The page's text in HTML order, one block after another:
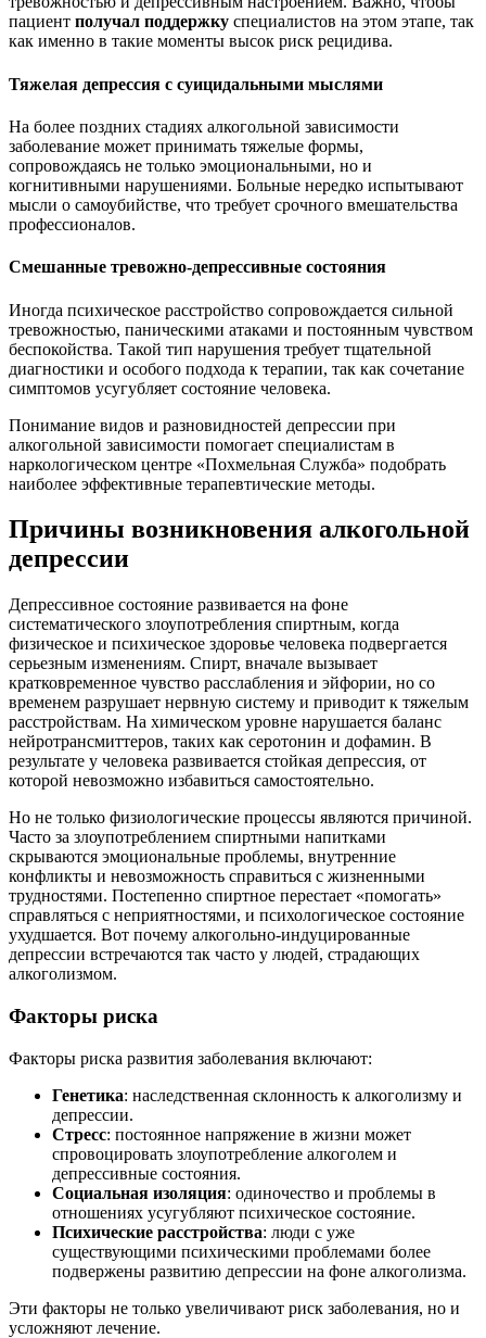
пациент получал поддержку специалистов на этом этапе, так
как именно в такие моменты высок риск рецидива.
Тяжелая депрессия с суицидальными мыслями
На более поздних стадиях алкогольной зависимости
заболевание может принимать тяжелые формы,
сопровождаясь не только эмоциональными, но и
когнитивными нарушениями. Больные нередко испытывают
мысли о самоубийстве, что требует срочного вмешательства
профессионалов.
Смешанные тревожно-депрессивные состояния
Иногда психическое расстройство сопровождается сильной
тревожностью, паническими атаками и постоянным чувством
беспокойства. Такой тип нарушения требует тщательной
диагностики и особого подхода к терапии, так как сочетание
симптомов усугубляет состояние человека.
Понимание видов и разновидностей депрессии при
алкогольной зависимости помогает специалистам в
наркологическом центре «Похмельная Служба» подобрать
наиболее эффективные терапевтические методы.
Причины возникновения алкогольной
депрессии
Депрессивное состояние развивается на фоне
систематического злоупотребления спиртным, когда
физическое и психическое здоровье человека подвергается
серьезным изменениям. Спирт, вначале вызывает
кратковременное чувство расслабления и эйфории, но со
временем разрушает нервную систему и приводит к тяжелым
расстройствам. На химическом уровне нарушается баланс
нейротрансмиттеров, таких как серотонин и дофамин. В
результате у человека развивается стойкая депрессия, от
которой невозможно избавиться самостоятельно.
Но не только физиологические процессы являются причиной.
Часто за злоупотреблением спиртными напитками
скрываются эмоциональные проблемы, внутренние
конфликты и невозможность справиться с жизненными
трудностями. Постепенно спиртное перестает «помогать»
справляться с неприятностями, и психологическое состояние
ухудшается. Вот почему алкогольно-индуцированные
депрессии встречаются так часто у людей, страдающих
алкоголизмом.
Факторы риска
Факторы риска развития заболевания включают:
Генетика: наследственная склонность к алкоголизму и
депрессии.
Стресс: постоянное напряжение в жизни может
спровоцировать злоупотребление алкоголем и
депрессивные состояния.
Социальная изоляция: одиночество и проблемы в
отношениях усугубляют психическое состояние.
Психические расстройства: люди с уже
существующими психическими проблемами более
подвержены развитию депрессии на фоне алкоголизма.
Эти факторы не только увеличивают риск заболевания, но и
усложняют лечение.